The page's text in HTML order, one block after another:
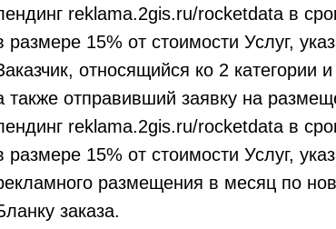
reklama.2gis.ru/rocketdata в
размере 15% от стоимости Услуг,
относящийся ко 2
также отправивший заявку на
reklama.2gis.ru/rocketdata в
размере 15% от стоимости Услуг,
размещения в месяц по
заказа.